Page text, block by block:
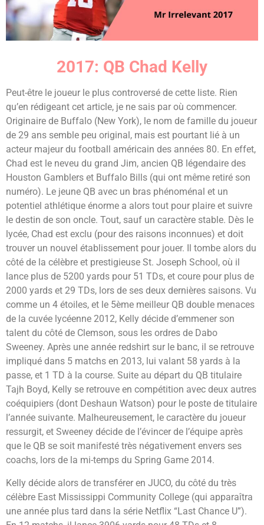
2017: QB Chad Kelly
Peut-être le joueur le plus controversé de cette liste. Rien
qu’en rédigeant cet article, je ne sais par où commencer.
Originaire de Buffalo (New York), le nom de famille du joueur
de 29 ans semble peu original, mais est pourtant lié à un
acteur majeur du football américain des années 80. En effet,
Chad est le neveu du grand Jim, ancien QB légendaire des
Houston Gamblers et Buffalo Bills (qui ont même retiré son
numéro). Le jeune QB avec un bras phénoménal et un
potentiel athlétique énorme a alors tout pour plaire et suivre
le destin de son oncle. Tout, sauf un caractère stable. Dès le
lycée, Chad est exclu (pour des raisons inconnues) et doit
trouver un nouvel établissement pour jouer. Il tombe alors du
côté de la célèbre et prestigieuse St. Joseph School, où il
lance plus de 5200 yards pour 51 TDs, et coure pour plus de
2000 yards et 29 TDs, lors de ses deux dernières saisons. Vu
comme un 4 étoiles, et le 5ème meilleur QB double menaces
de la cuvée lycéenne 2012, Kelly décide d’emmener son
talent du côté de Clemson, sous les ordres de Dabo
Sweeney. Après une année redshirt sur le banc, il se retrouve
impliqué dans 5 matchs en 2013, lui valant 58 yards à la
passe, et 1 TD à la course. Suite au départ du QB titulaire
Tajh Boyd, Kelly se retrouve en compétition avec deux autres
coéquipiers (dont Deshaun Watson) pour le poste de titulaire
l’année suivante. Malheureusement, le caractère du joueur
ressurgit, et Sweeney décide de l’évincer de l’équipe après
que le QB se soit manifesté très négativement envers ses
coachs, lors de la mi-temps du Spring Game 2014.
Kelly décide alors de transférer en JUCO, du côté du très
célèbre East Mississippi Community College (qui apparaîtra
une année plus tard dans la série Netflix “Last Chance U”).